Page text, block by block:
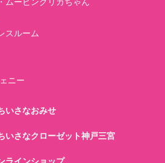
スルーム
ニー
いさなおみせ
いさなクローゼット神戸三宮